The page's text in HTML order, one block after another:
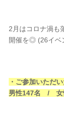
2月はコロナ渦も
開催を◎ (26イベ
・ご参加いただ
男性147名 / 女